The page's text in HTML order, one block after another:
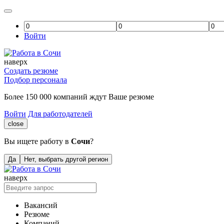
Войти
наверх
Создать резюме
Подбор персонала
Более 150 000 компаний ждут Ваше резюме
Войти Для работодателей
close
Вы ищете работу в Сочи?
Да Нет, выбрать другой регион
наверх
Вакансий
Резюме